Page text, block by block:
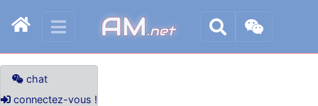
AM.net
chat
connectez-vous !